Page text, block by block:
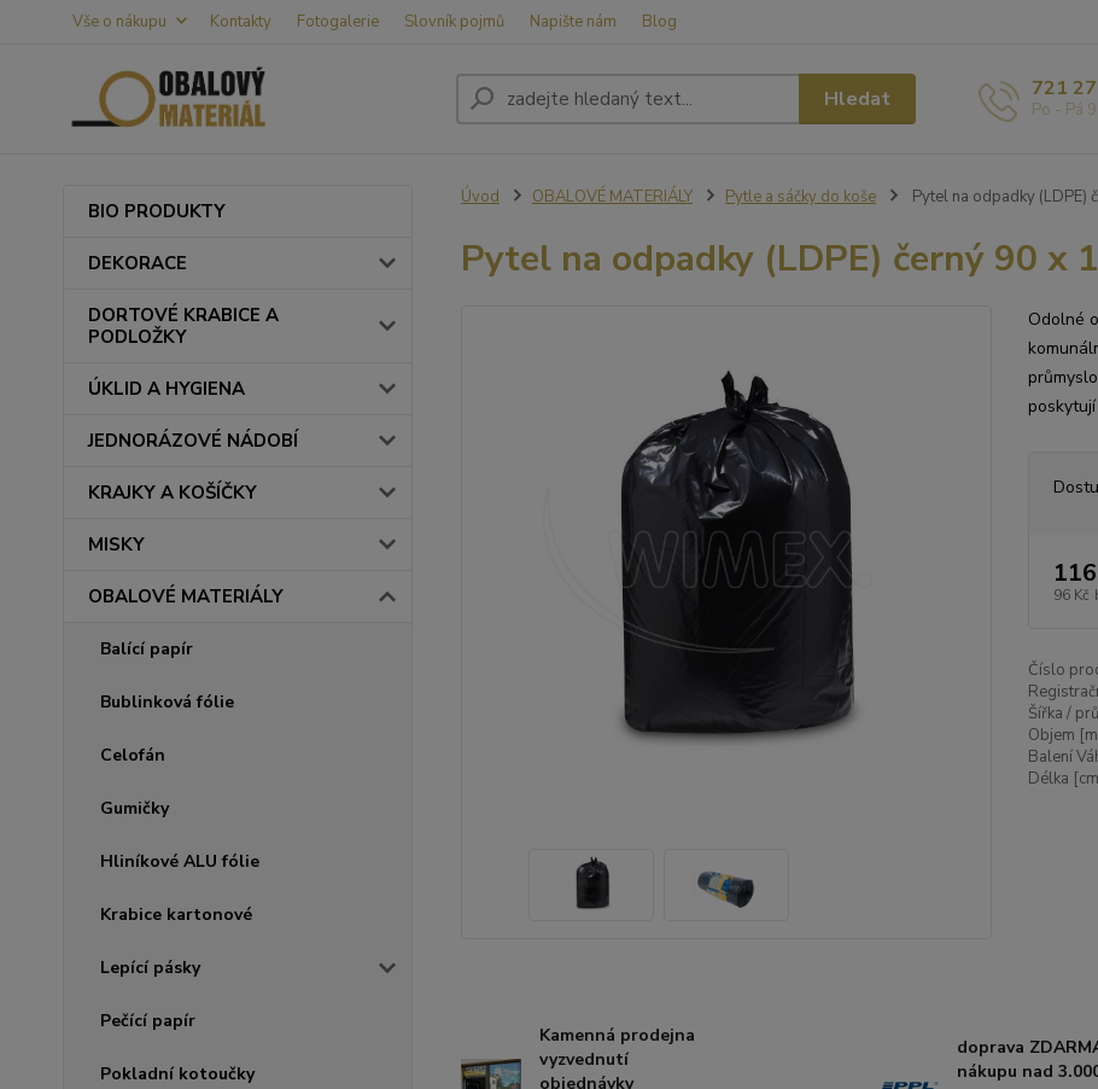
Vše o nákupu Kontakty Fotogalerie Slovník pojmů Napište nám Blog
Hledat 721
Po - Pá
BIO PRODUKTY
DEKORACE
DORTOVÉ KRABICE A
PODLOŽKY
ÚKLID A HYGIENA
JEDNORÁZOVÉ NÁDOBÍ
KRAJKY A KOŠÍČKY
MISKY
OBALOVÉ MATERIÁLY
Balící papír
Bublinková fólie
Celofán
Gumičky
Hliníkové ALU fólie
Krabice kartonové
Lepící pásky
Pečící papír
Pokladní kotoučky
Úvod OBALOVÉ MATERIÁLY Pytle a sáčky do koše Pytel na odpadky
Pytel na odpadky (LDPE) černý 90 x
Odolné
96 Kč
Číslo
Šířka /
Objem
Balení
Délka
Kamenná prodejna
vyzvednutí
objednávky
doprava
nákupu nad